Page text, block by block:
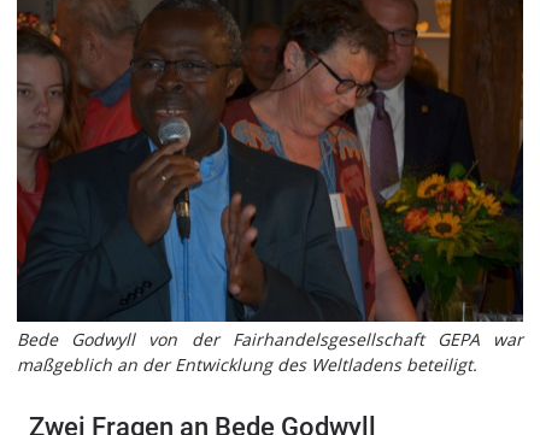
Bede Godwyll von der Fairhandelsgesellschaft GEPA war
maßgeblich an der Entwicklung des Weltladens beteiligt.
Zwei Fragen an Bede Godwyll